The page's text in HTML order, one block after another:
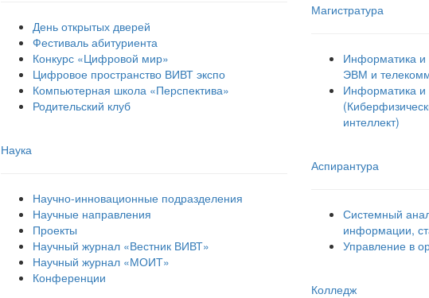
День открытых дверей
Фестиваль абитуриента
Конкурс «Цифровой мир»
Цифровое пространство ВИВТ экспо
Компьютерная школа «Перспектива»
Родительский клуб
Наука
Научно-инновационные подразделения
Научные направления
Проекты
Научный журнал «Вестник ВИВТ»
Научный журнал «МОИТ»
Конференции
Магистратура
Информатика и
ЭВМ и
Информатика и
интеллект)
Аспирантура
Системный
информации,
Управление в
Колледж